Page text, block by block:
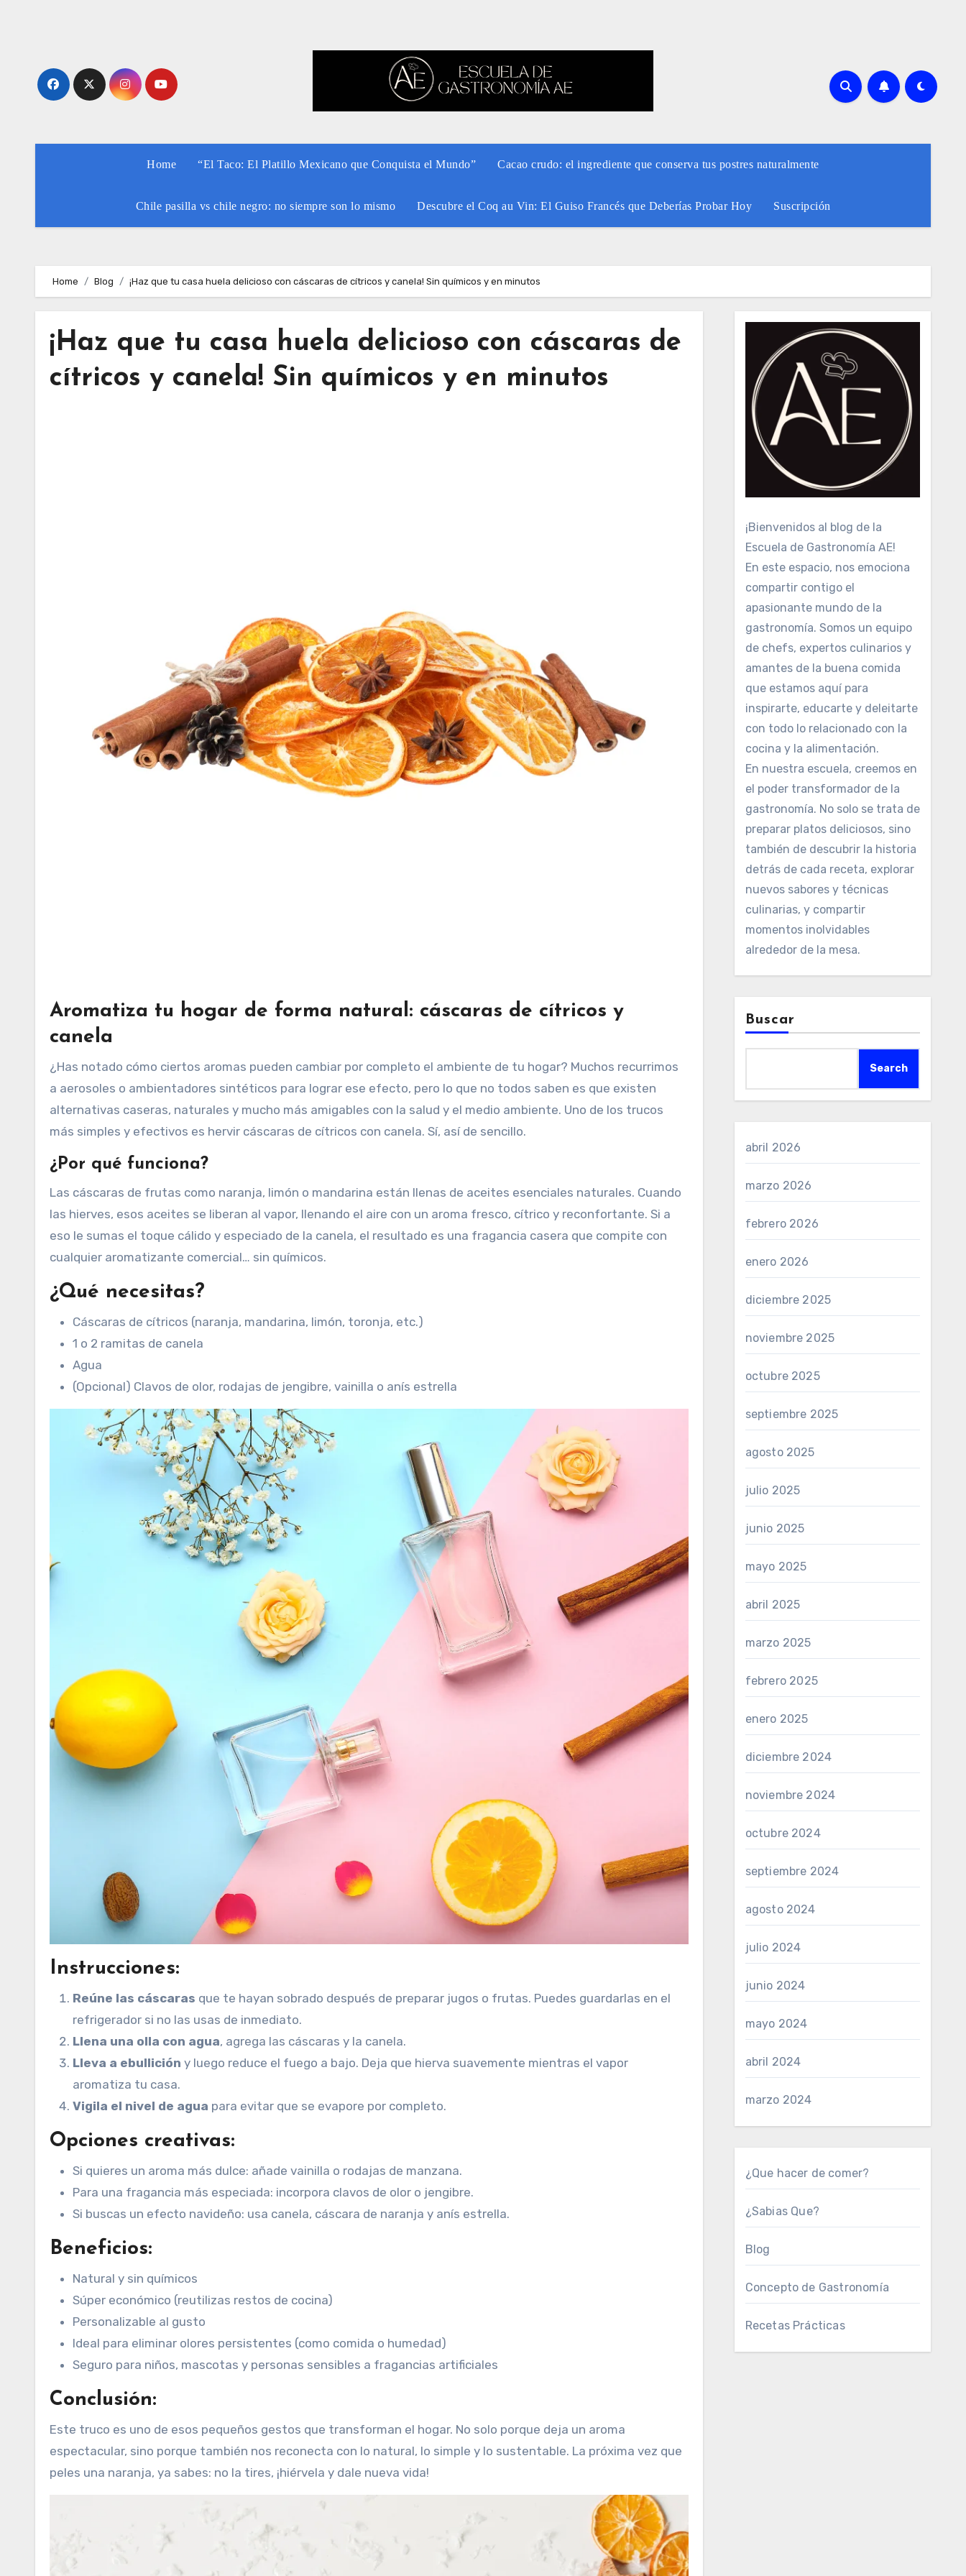
Home “El Taco: El Platillo Mexicano que Conquista el Mundo” Cacao crudo: el ingrediente que conserva tus postres naturalmente
Chile pasilla vs chile negro: no siempre son lo mismo Descubre el Coq au Vin: El Guiso Francés que Deberías Probar Hoy Suscripción
Home Blog ¡Haz que tu casa huela delicioso con cáscaras de cítricos y canela! Sin químicos y en minutos
¡Haz que tu casa huela delicioso con cáscaras de
cítricos y canela! Sin químicos y en minutos
Aromatiza tu hogar de forma natural: cáscaras de cítricos y
canela
¿Has notado cómo ciertos aromas pueden cambiar por completo el ambiente de tu hogar? Muchos recurrimos
a aerosoles o ambientadores sintéticos para lograr ese efecto, pero lo que no todos saben es que existen
alternativas caseras, naturales y mucho más amigables con la salud y el medio ambiente. Uno de los trucos
más simples y efectivos es hervir cáscaras de cítricos con canela. Sí, así de sencillo.
¿Por qué funciona?
Las cáscaras de frutas como naranja, limón o mandarina están llenas de aceites esenciales naturales. Cuando
las hierves, esos aceites se liberan al vapor, llenando el aire con un aroma fresco, cítrico y reconfortante. Si a
eso le sumas el toque cálido y especiado de la canela, el resultado es una fragancia casera que compite con
cualquier aromatizante comercial… sin químicos.
¿Qué necesitas?
Cáscaras de cítricos (naranja, mandarina, limón, toronja, etc.)
1 o 2 ramitas de canela
Agua
(Opcional) Clavos de olor, rodajas de jengibre, vainilla o anís estrella
Instrucciones:
Reúne las cáscaras que te hayan sobrado después de preparar jugos o frutas. Puedes guardarlas en el
refrigerador si no las usas de inmediato.
Llena una olla con agua, agrega las cáscaras y la canela.
Lleva a ebullición y luego reduce el fuego a bajo. Deja que hierva suavemente mientras el vapor
aromatiza tu casa.
Vigila el nivel de agua para evitar que se evapore por completo.
Opciones creativas:
Si quieres un aroma más dulce: añade vainilla o rodajas de manzana.
Para una fragancia más especiada: incorpora clavos de olor o jengibre.
Si buscas un efecto navideño: usa canela, cáscara de naranja y anís estrella.
Beneficios:
Natural y sin químicos
Súper económico (reutilizas restos de cocina)
Personalizable al gusto
Ideal para eliminar olores persistentes (como comida o humedad)
Seguro para niños, mascotas y personas sensibles a fragancias artificiales
Conclusión:
Este truco es uno de esos pequeños gestos que transforman el hogar. No solo porque deja un aroma
espectacular, sino porque también nos reconecta con lo natural, lo simple y lo sustentable. La próxima vez que
peles una naranja, ya sabes: no la tires, ¡hiérvela y dale nueva vida!
¡Bienvenidos al blog de la
Escuela de Gastronomía AE!
En este espacio, nos emociona
compartir contigo el
apasionante mundo de la
gastronomía. Somos un equipo
de chefs, expertos culinarios y
amantes de la buena comida
que estamos aquí para
inspirarte, educarte y deleitarte
con todo lo relacionado con la
cocina y la alimentación.
En nuestra escuela, creemos en
el poder transformador de la
gastronomía. No solo se trata de
preparar platos deliciosos, sino
también de descubrir la historia
detrás de cada receta, explorar
nuevos sabores y técnicas
culinarias, y compartir
momentos inolvidables
alrededor de la mesa.
Buscar
Search
abril 2026
marzo 2026
febrero 2026
enero 2026
diciembre 2025
noviembre 2025
octubre 2025
septiembre 2025
agosto 2025
julio 2025
junio 2025
mayo 2025
abril 2025
marzo 2025
febrero 2025
enero 2025
diciembre 2024
noviembre 2024
octubre 2024
septiembre 2024
agosto 2024
julio 2024
junio 2024
mayo 2024
abril 2024
marzo 2024
¿Que hacer de comer?
¿Sabias Que?
Blog
Concepto de Gastronomía
Recetas Prácticas